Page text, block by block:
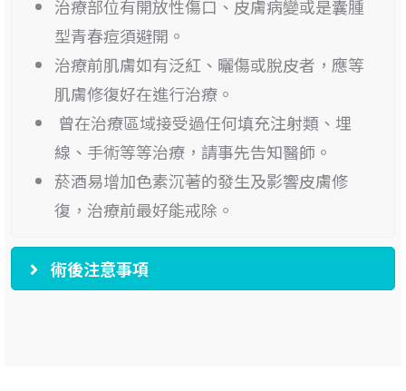
治療部位有開放性傷口、皮膚病變或是囊腫
型青春痘須避開。
治療前肌膚如有泛紅、曬傷或脫皮者，應等
肌膚修復好在進行治療。
曾在治療區域接受過任何填充注射類、埋
線、手術等等治療，請事先告知醫師。
菸酒易增加色素沉著的發生及影響皮膚修
復，治療前最好能戒除。
術後注意事項